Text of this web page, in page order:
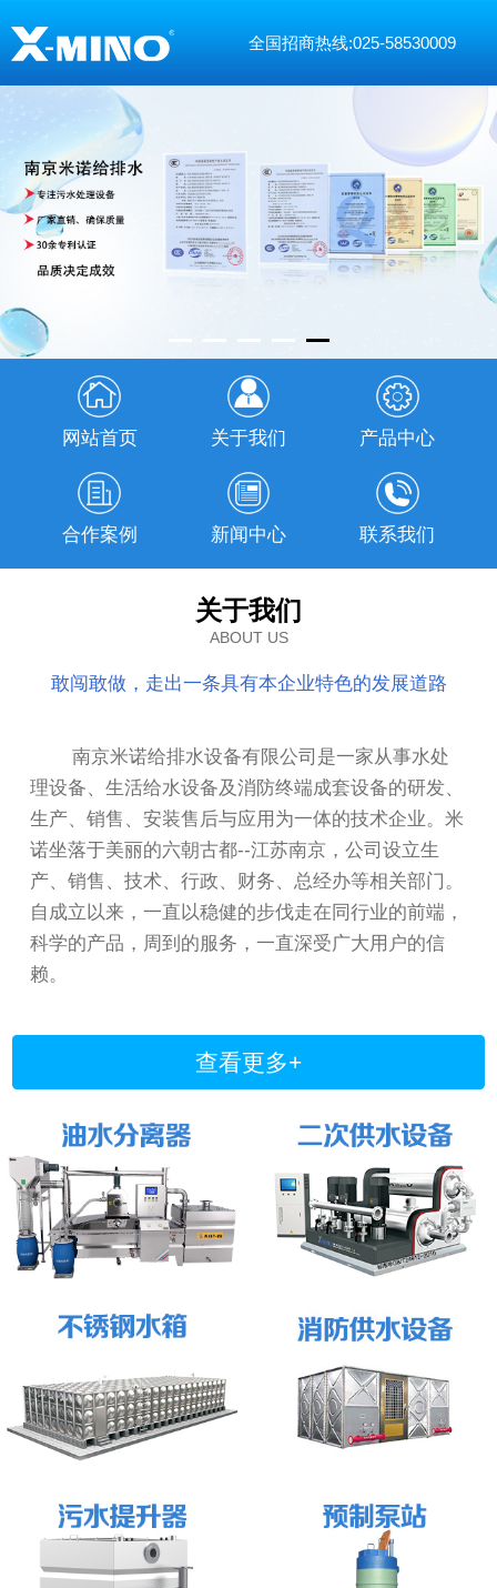
全国招商热线:025-58530009
网站首页 关于我们 产品中心
合作案例 新闻中心 联系我们
关于我们
ABOUT US
敢闯敢做，走出一条具有本企业特色的发展道路
南京米诺给排水设备有限公司是一家从事水处
理设备、生活给水设备及消防终端成套设备的研发、
生产、销售、安装售后与应用为一体的技术企业。米
诺坐落于美丽的六朝古都--江苏南京，公司设立生
产、销售、技术、行政、财务、总经办等相关部门。
自成立以来，一直以稳健的步伐走在同行业的前端，
科学的产品，周到的服务，一直深受广大用户的信
赖。
查看更多+